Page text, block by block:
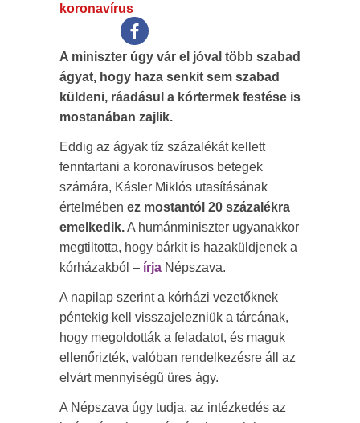
koronavírus
A miniszter úgy vár el jóval több szabad
ágyat, hogy haza senkit sem szabad
küldeni, ráadásul a kórtermek festése is
mostanában zajlik.
Eddig az ágyak tíz százalékát kellett
fenntartani a koronavírusos betegek
számára, Kásler Miklós utasításának
értelmében ez mostantól 20 százalékra
emelkedik.A humánminiszter ugyanakkor
megtiltotta, hogy bárkit is hazaküldjenek a
kórházakból – írja Népszava.
A napilap szerint a kórházi vezetőknek
péntekig kell visszajelezniük a tárcának,
hogy megoldották a feladatot, és maguk
ellenőrizték, valóban rendelkezésre áll az
elvárt mennyiségű üres ágy.
A Népszava úgy tudja, az intézkedés az